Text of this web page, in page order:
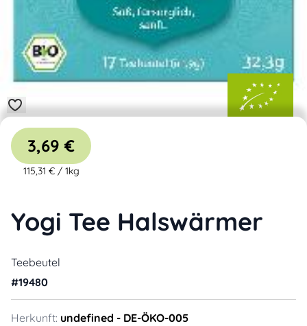
Yogi Tee Halswärmer
Teebeutel
#19480
Herkunft: undefined - DE-ÖKO-005
3,69 €
115,31 €/ 1kg